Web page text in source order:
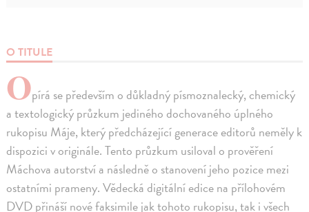
O TITULE
Opírá se především o důkladný písmoznalecký, chemický
a textologický průzkum jediného dochovaného úplného
rukopisu Máje, který předcházející generace editorů neměly k
dispozici v originále. Tento průzkum usiloval o prověření
Máchova autorství a následně o stanovení jeho pozice mezi
ostatními prameny. Vědecká digitální edice na přílohovém
DVD přináší nové faksimile jak tohoto rukopisu, tak i všech